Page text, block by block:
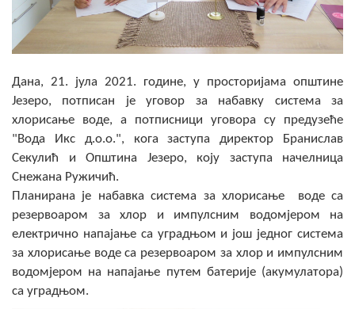
СКУПШТИНА
Статут Општине
Скупштинско вијеће општине језеро
Састав Скупштине
Службени Гласници
ОПШТИНСКА УПРАВА
ИНФО
Вијести
Активности
Дана, 21. јула 2021. године, у просторијама општине
Језеро, потписан је уговор за набавку система за
хлорисање воде, а потписници уговора су предузеће
"Вода Икс д.о.о.", кога заступа директор Бранислав
Секулић и Општина Језеро, коју заступа начелница
Снежана Ружичић.
Планирана је набавка система за хлорисање воде са
резервоаром за хлор и импулсним водомјером на
електрично напајање са уградњом и још једног система
за хлорисање воде са резервоаром за хлор и импулсним
водомјером на напајање путем батерије (акумулатора)
са уградњом.